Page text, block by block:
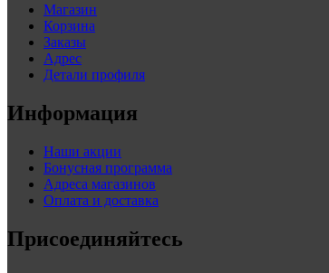
Магазин
Корзина
Заказы
Адрес
Детали профиля
Информация
Наши акции
Бонусная программа
Адреса магазинов
Оплата и доставка
Присоединяйтесь